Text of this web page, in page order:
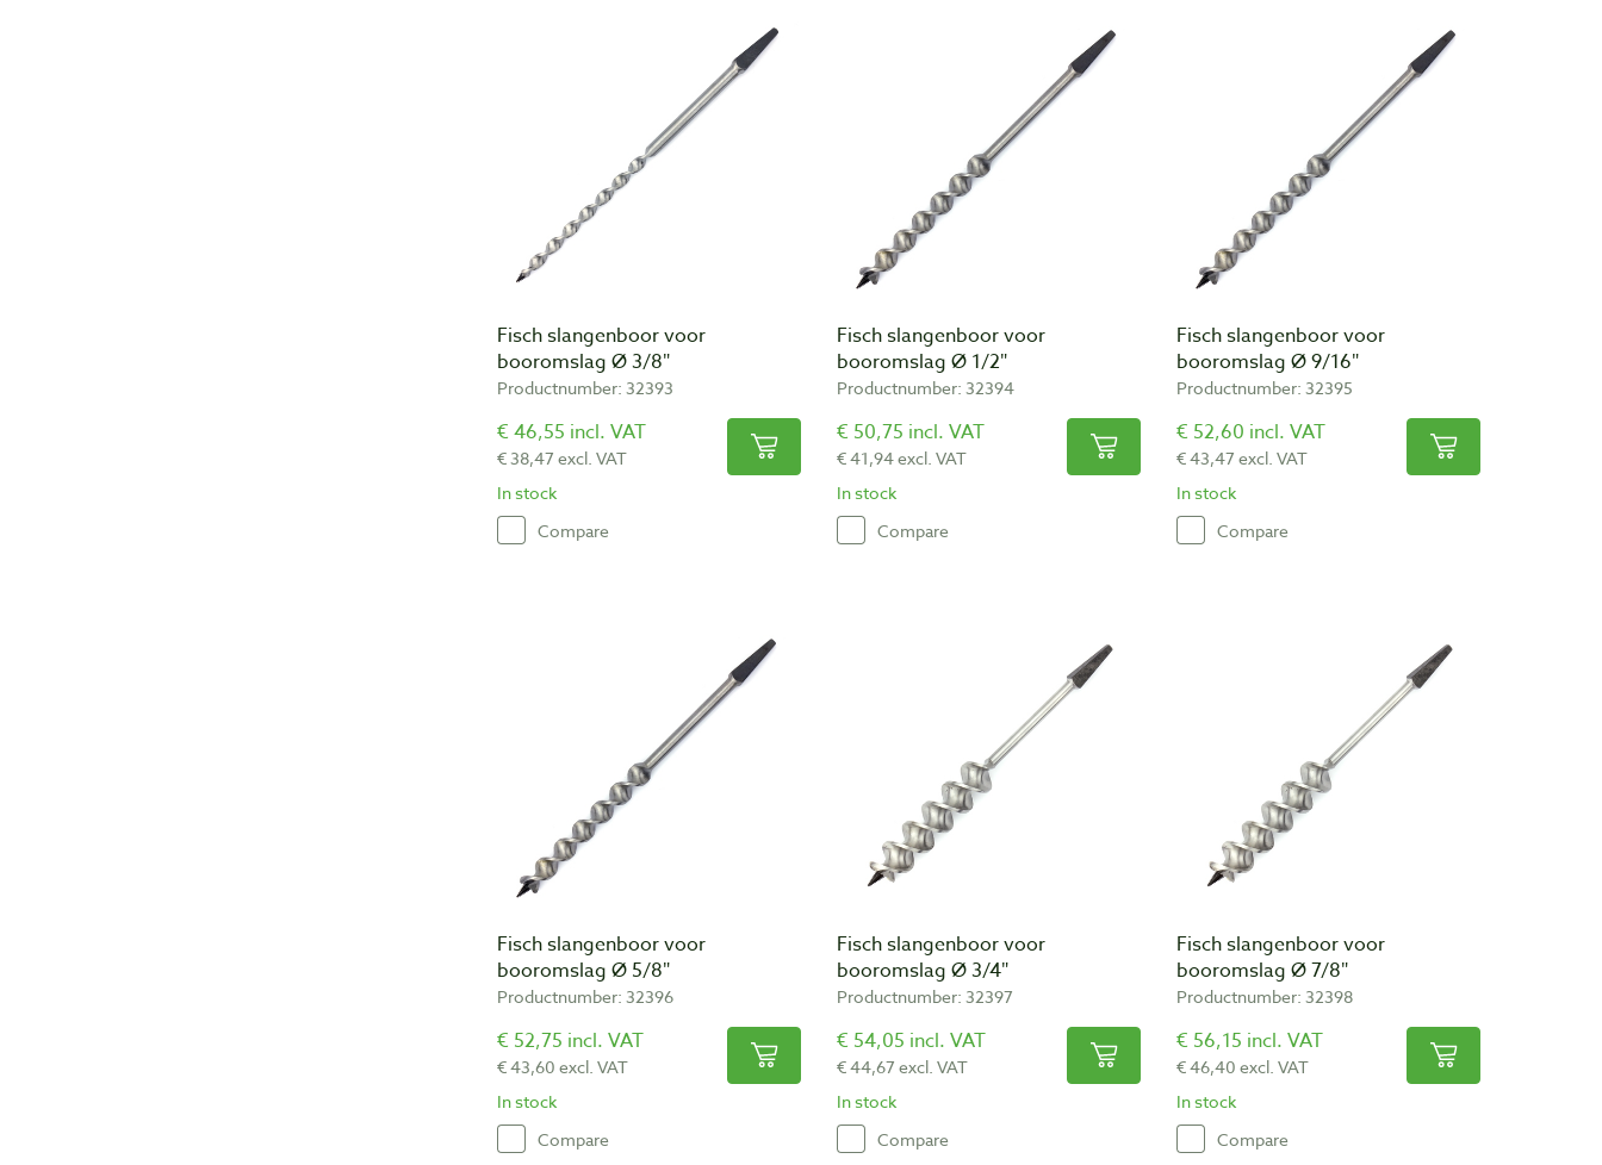
Fisch slangenboor voor
booromslag Ø 3/8″
Productnumber: 32393
€ 46,55 incl. VAT
€ 38,47 excl. VAT
In stock
Compare
Fisch slangenboor voor
booromslag Ø 1/2″
Productnumber: 32394
€ 50,75 incl. VAT
€ 41,94 excl. VAT
In stock
Compare
Fisch slangenboor voor
booromslag Ø 9/16″
Productnumber: 32395
€ 52,60 incl. VAT
€ 43,47 excl. VAT
In stock
Compare
Fisch slangenboor voor
booromslag Ø 5/8″
Productnumber: 32396
€ 52,75 incl. VAT
€ 43,60 excl. VAT
In stock
Compare
Fisch slangenboor voor
booromslag Ø 3/4″
Productnumber: 32397
€ 54,05 incl. VAT
€ 44,67 excl. VAT
In stock
Compare
Fisch slangenboor voor
booromslag Ø 7/8″
Productnumber: 32398
€ 56,15 incl. VAT
€ 46,40 excl. VAT
In stock
Compare